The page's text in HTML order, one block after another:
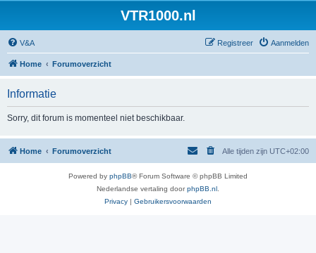
VTR1000.nl
V&A Aanmelden
Registreer
Home Forumoverzicht
Informatie
Sorry, dit forum is momenteel niet beschikbaar.
Home Forumoverzicht Alle tijden zijn UTC+02:00
Powered by phpBB® Forum Software © phpBB Limited
Nederlandse vertaling doorphpBB.nl
Privacy | Gebruikersvoorwaarden